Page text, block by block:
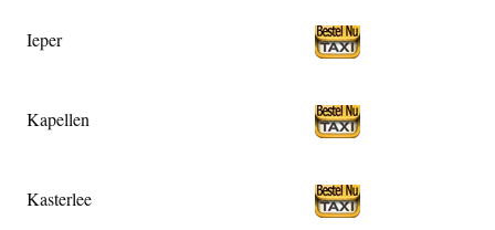
Ieper
Kapellen
Kasterlee